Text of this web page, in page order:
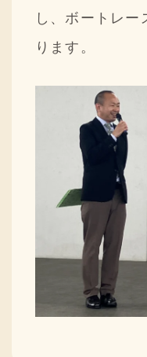
し、ボートレー
ります。